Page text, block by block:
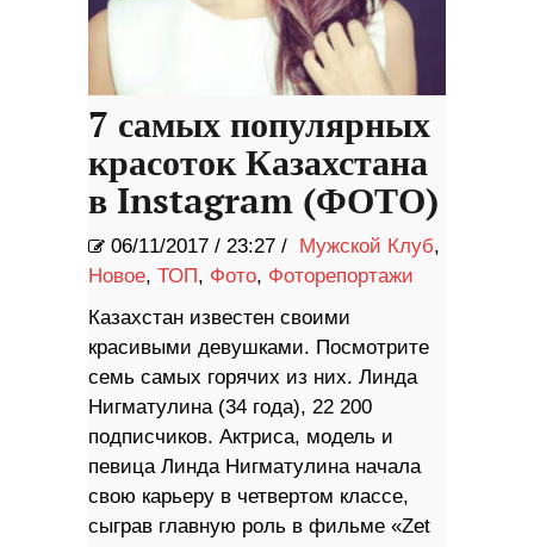
7 самых популярных
красоток Казахстана
в Instagram (ФОТО)
06/11/2017 / 23:27 / Мужской Клуб,
Новое, ТОП, Фото, Фоторепортажи
Казахстан известен своими
красивыми девушками. Посмотрите
семь самых горячих из них. Линда
Нигматулина (34 года), 22 200
подписчиков. Актриса, модель и
певица Линда Нигматулина начала
свою карьеру в четвертом классе,
сыграв главную роль в фильме «Zet